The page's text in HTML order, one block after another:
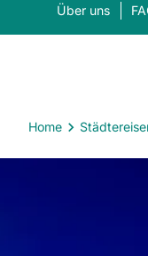
Über uns
Home